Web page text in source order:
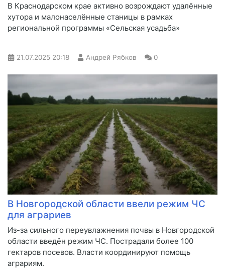
В Краснодарском крае активно возрождают удалённые
хутора и малонаселённые станицы в рамках
региональной программы «Сельская усадьба»
21.07.2025 20:18 Андрей Рябков 0
В Новгородской области ввели режим ЧС
для аграриев
Из-за сильного переувлажнения почвы в Новгородской
области введён режим ЧС. Пострадали более 100
гектаров посевов. Власти координируют помощь
аграриям.